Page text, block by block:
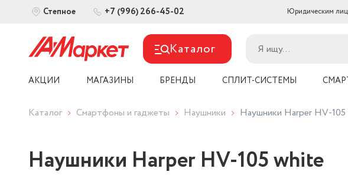
Степное +7 (996) 266-45-02 Юридическим
Каталог
АКЦИИ МАГАЗИНЫ БРЕНДЫ СПЛИТ-СИСТЕМЫ
Каталог Смартфоны и гаджеты Наушники Наушники Harper HV-
Наушники Harper HV-105 white